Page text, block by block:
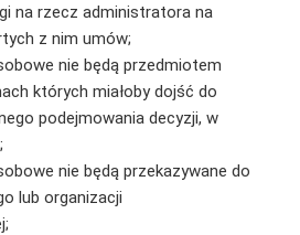
na rzecz administratora na
z nim umów;
nie będą przedmiotem
których miałoby dojść do
podejmowania decyzji, w
nie będą przekazywane do
lub organizacji